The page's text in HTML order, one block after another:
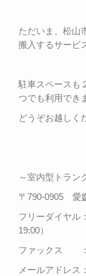
ただいま、松山
搬入するサービ
駐車スペースも
つでも利用でき
どうぞお越しく
～室内型トラン
〒790-0905 愛
フリーダイヤル
19:00）
ファックス ：
メールアドレス